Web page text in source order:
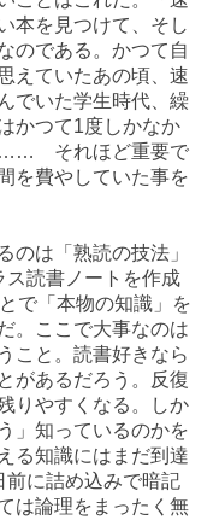
を見つけて、そし
のである。かつて自
えていたあの頃、速
でいた学生時代、繰
かつて1度しかなか
…… それほど重要で
を費やしていた事を
は「熟読の技法」
ス読書ノートを作成
で「本物の知識」を
。ここで大事なのは
こと。読書好きなら
があるだろう。反復
りやすくなる。しか
」知っているのかを
る知識にはまだ到達
前に詰め込みで暗記
は論理をまったく無